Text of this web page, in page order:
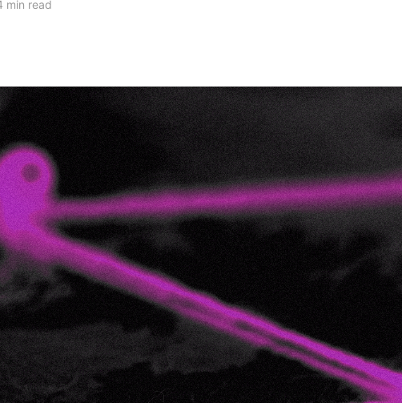
min read